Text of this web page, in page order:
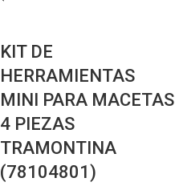
KIT DE
HERRAMIENTAS
MINI PARA MACETAS
4 PIEZAS
TRAMONTINA
(78104801)